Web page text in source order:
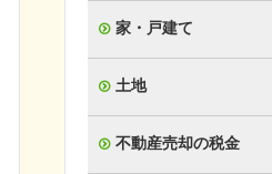
家・戸建て
土地
不動産売却の税金